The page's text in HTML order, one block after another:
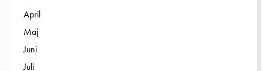
Filtrera på
April
Filtrera på
Maj
Filtrera på
Juni
Filtrera på
Juli